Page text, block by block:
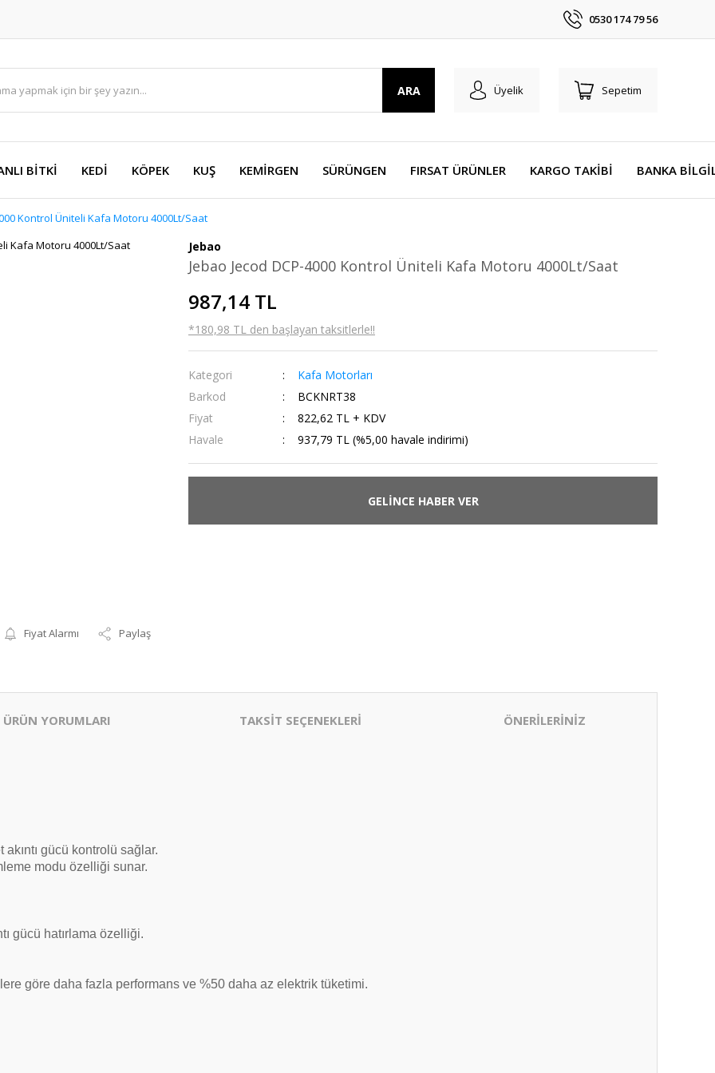
0530 174 79 56
ARA Üyelik Sepetim
BİTKİ KEDİ KÖPEK KUŞ KEMİRGEN SÜRÜNGEN FIRSAT ÜRÜNLER KARGO TAKİBİ BANKA
Kontrol Üniteli Kafa Motoru 4000Lt/Saat
Fiyat Alarmı Paylaş
Jebao
Jebao Jecod DCP-4000 Kontrol Üniteli Kafa Motoru 4000Lt/Saat
987,14 TL
*180,98 TL den başlayan taksitlerle!!
Kategori
Kafa Motorları
Barkod
BCKNRT38
Fiyat
822,62 TL + KDV
Havale
937,79 TL (%5,00 havale indirimi)
GELİNCE HABER VER
ÜRÜN YORUMLARI TAKSİT SEÇENEKLERİ ÖNERİLERİNİZ
gücü kontrolü sağlar.
modu özelliği sunar.
gücü hatırlama özelliği.
göre daha fazla performans ve %50 daha az elektrik tüketimi.